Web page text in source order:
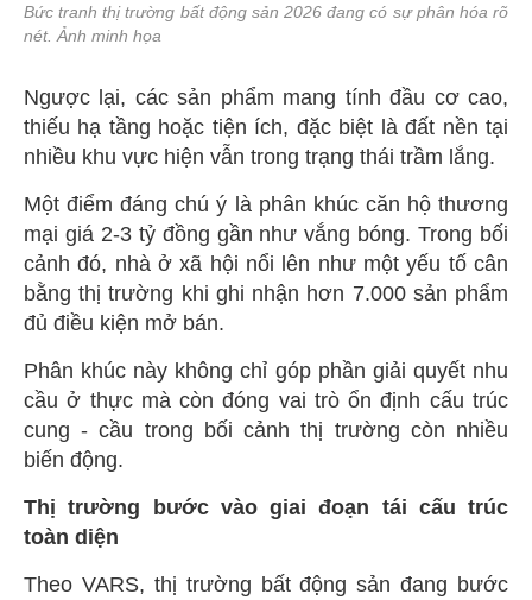
Bức tranh thị trường bất động sản 2026 đang có sự phân hóa rõ
nét. Ảnh minh họa
Ngược lại, các sản phẩm mang tính đầu cơ cao,
thiếu hạ tầng hoặc tiện ích, đặc biệt là đất nền tại
nhiều khu vực hiện vẫn trong trạng thái trầm lắng.
Một điểm đáng chú ý là phân khúc căn hộ thương
mại giá 2-3 tỷ đồng gần như vắng bóng. Trong bối
cảnh đó, nhà ở xã hội nổi lên như một yếu tố cân
bằng thị trường khi ghi nhận hơn 7.000 sản phẩm
đủ điều kiện mở bán.
Phân khúc này không chỉ góp phần giải quyết nhu
cầu ở thực mà còn đóng vai trò ổn định cấu trúc
cung - cầu trong bối cảnh thị trường còn nhiều
biến động.
Thị trường bước vào giai đoạn tái cấu trúc
toàn diện
Theo VARS, thị trường bất động sản đang bước